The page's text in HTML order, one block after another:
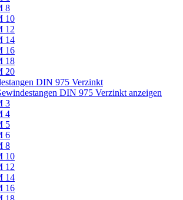
8
10
12
14
16
18
20
DIN 975 Verzinkt
DIN 975 Verzinkt anzeigen
3
4
5
6
8
10
12
14
16